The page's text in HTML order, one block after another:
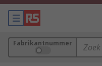
Fabrikantnummer